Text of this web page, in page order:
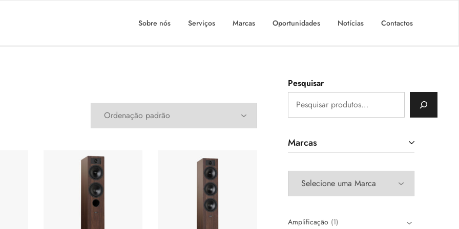
Sobre nós Serviços Marcas Oportunidades Notícias Contactos
Pesquisar
Marcas
Amplificação 1